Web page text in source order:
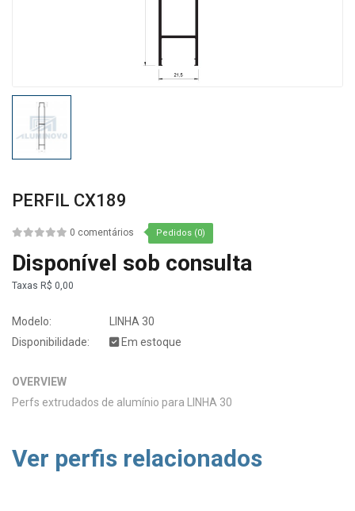
PERFIL CX189
0 comentários Pedidos (0)
Disponível sob consulta
Taxas R$ 0,00
Modelo:
LINHA 30
Disponibilidade:
Em estoque
OVERVIEW
Perfs extrudados de alumínio para LINHA 30
Ver perfis relacionados